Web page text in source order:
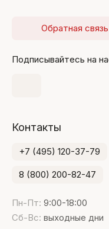
Обратная связь
Подписывайтесь на
Контакты
+7 (495) 120-37-79
8 (800) 200-82-47
Пн-Пт: 9:00-18:00
Сб-Вс: выходные дни